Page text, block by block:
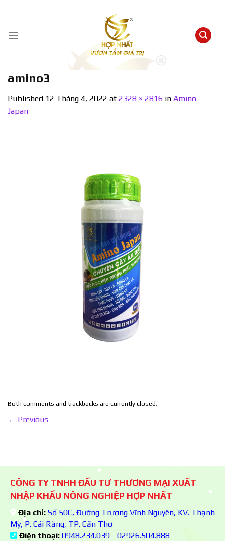
content
amino3
Published 12 Tháng 4, 2022 at 2328 × 2816 in Amino
Japan
Both comments and trackbacks are currently closed.
← Previous
CÔNG TY TNHH ĐẦU TƯ THƯƠNG MẠI XUẤT
NHẬP KHẨU NÔNG NGHIỆP HỢP NHẤT
Địa chỉ:Số 50C, Đường Trương Vĩnh Nguyên, KV. Thạnh
Mỹ, P. Cái Răng, TP. Cần Thơ
Điện thoại: 0948.234.039 - 02926.504.888